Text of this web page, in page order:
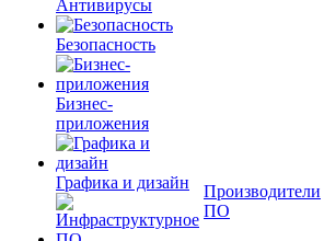
Антивирусы
Безопасность
Бизнес-
приложения
Графика и дизайн
Производители
ПО